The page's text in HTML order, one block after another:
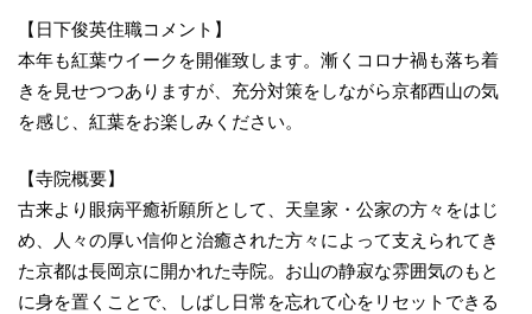
【日下俊英住職コメント】
本年も紅葉ウイークを開催致します。漸くコロナ禍も落ち着
きを見せつつありますが、充分対策をしながら京都西山の気
を感じ、紅葉をお楽しみください。
【寺院概要】
古来より眼病平癒祈願所として、天皇家・公家の方々をはじ
め、人々の厚い信仰と治癒された方々によって支えられてき
た京都は長岡京に開かれた寺院。お山の静寂な雰囲気のもと
に身を置くことで、しばし日常を忘れて心をリセットできる